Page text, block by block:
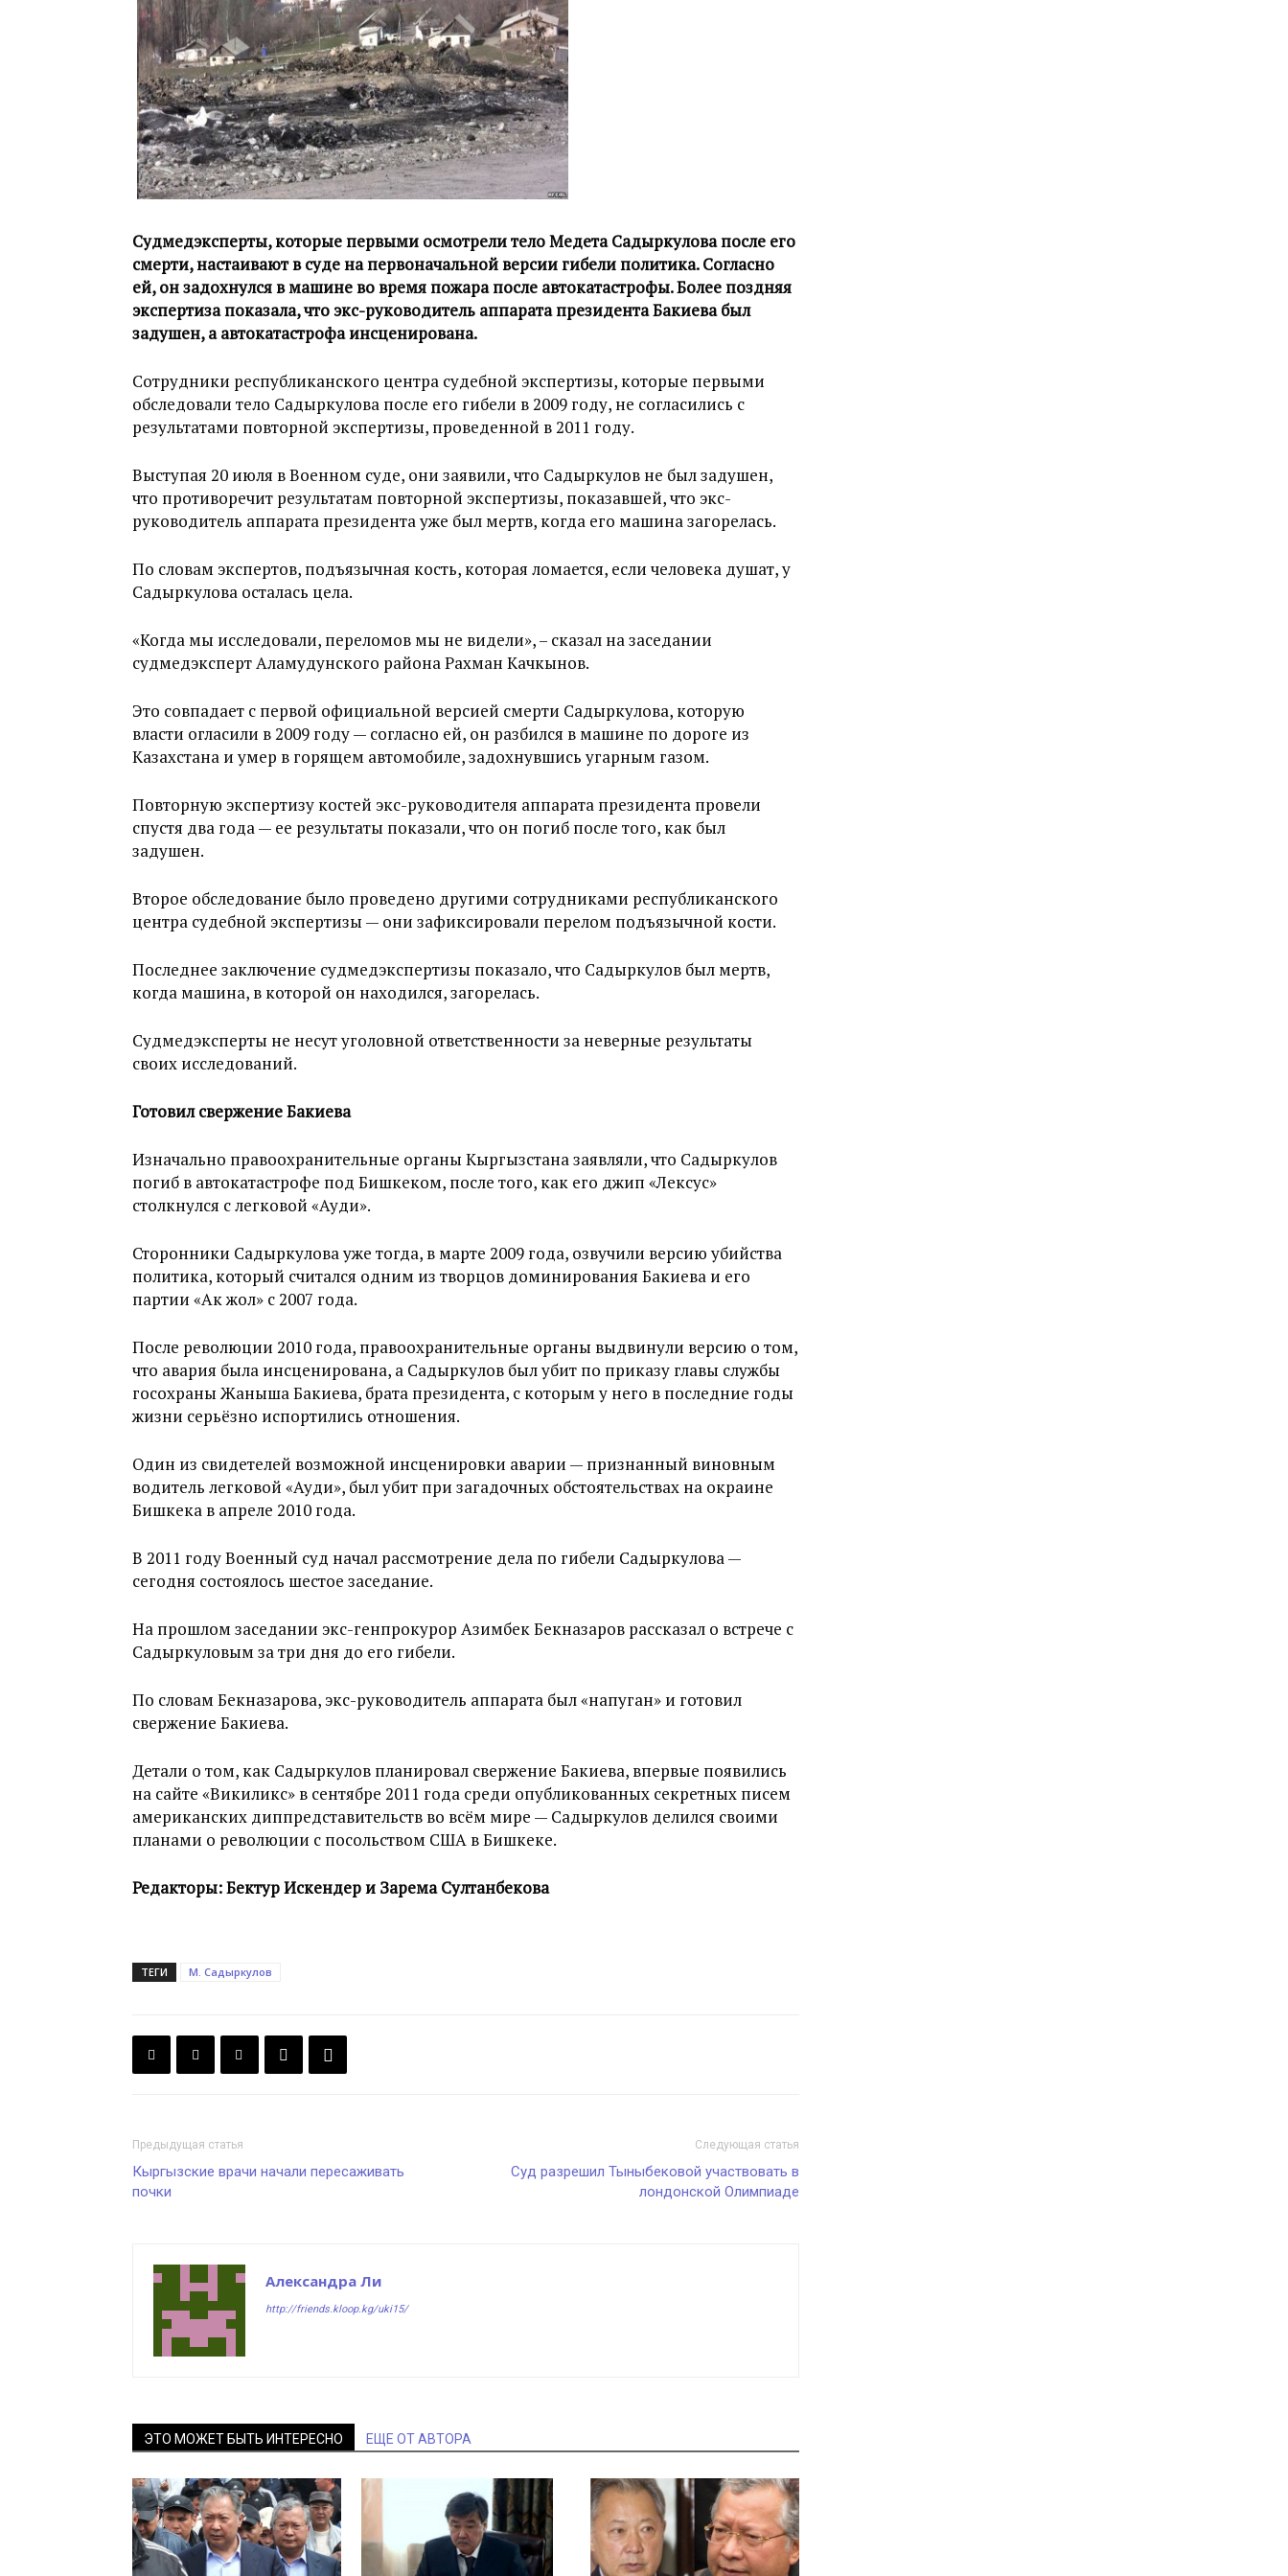
Судмедэксперты, которые первыми осмотрели тело Медета Садыркулова после его
смерти, настаивают в суде на первоначальной версии гибели политика. Согласно
ей, он задохнулся в машине во время пожара после автокатастрофы. Более поздняя
экспертиза показала, что экс-руководитель аппарата президента Бакиева был
задушен, а автокатастрофа инсценирована.
Сотрудники республиканского центра судебной экспертизы, которые первыми
обследовали тело Садыркулова после его гибели в 2009 году, не согласились с
результатами повторной экспертизы, проведенной в 2011 году.
Выступая 20 июля в Военном суде, они заявили, что Садыркулов не был задушен,
что противоречит результатам повторной экспертизы, показавшей, что экс-
руководитель аппарата президента уже был мертв, когда его машина загорелась.
По словам экспертов, подъязычная кость, которая ломается, если человека душат, у
Садыркулова осталась цела.
«Когда мы исследовали, переломов мы не видели», – сказал на заседании
судмедэксперт Аламудунского района Рахман Качкынов.
Это совпадает с первой официальной версией смерти Садыркулова, которую
власти огласили в 2009 году — согласно ей, он разбился в машине по дороге из
Казахстана и умер в горящем автомобиле, задохнувшись угарным газом.
Повторную экспертизу костей экс-руководителя аппарата президента провели
спустя два года — ее результаты показали, что он погиб после того, как был
задушен.
Второе обследование было проведено другими сотрудниками республиканского
центра судебной экспертизы — они зафиксировали перелом подъязычной кости.
Последнее заключение судмедэкспертизы показало, что Садыркулов был мертв,
когда машина, в которой он находился, загорелась.
Судмедэксперты не несут уголовной ответственности за неверные результаты
своих исследований.
Готовил свержение Бакиева
Изначально правоохранительные органы Кыргызстана заявляли, что Садыркулов
погиб в автокатастрофе под Бишкеком, после того, как его джип «Лексус»
столкнулся с легковой «Ауди».
Сторонники Садыркулова уже тогда, в марте 2009 года, озвучили версию убийства
политика, который считался одним из творцов доминирования Бакиева и его
партии «Ак жол» с 2007 года.
После революции 2010 года, правоохранительные органы выдвинули версию о том,
что авария была инсценирована, а Садыркулов был убит по приказу главы службы
госохраны Жаныша Бакиева, брата президента, с которым у него в последние годы
жизни серьёзно испортились отношения.
Один из свидетелей возможной инсценировки аварии — признанный виновным
водитель легковой «Ауди», был убит при загадочных обстоятельствах на окраине
Бишкека в апреле 2010 года.
В 2011 году Военный суд начал рассмотрение дела по гибели Садыркулова —
сегодня состоялось шестое заседание.
На прошлом заседании экс-генпрокурор Азимбек Бекназаров рассказал о встрече с
Садыркуловым за три дня до его гибели.
По словам Бекназарова, экс-руководитель аппарата был «напуган» и готовил
свержение Бакиева.
Детали о том, как Садыркулов планировал свержение Бакиева, впервые появились
на сайте «Викиликс» в сентябре 2011 года среди опубликованных секретных писем
американских диппредставительств во всём мире — Садыркулов делился своими
планами о революции с посольством США в Бишкеке.
Редакторы: Бектур Искендер и Зарема Султанбекова
ТЕГИ М. Садыркулов
Предыдущая статья
Кыргызские врачи начали пересаживать
почки
Следующая статья
Суд разрешил Тыныбековой участвовать в
лондонской Олимпиаде
Александра Ли
http://friends.kloop.kg/uki15/
ЭТО МОЖЕТ БЫТЬ ИНТЕРЕСНО ЕЩЕ ОТ АВТОРА